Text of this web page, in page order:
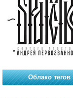
Облако тегов